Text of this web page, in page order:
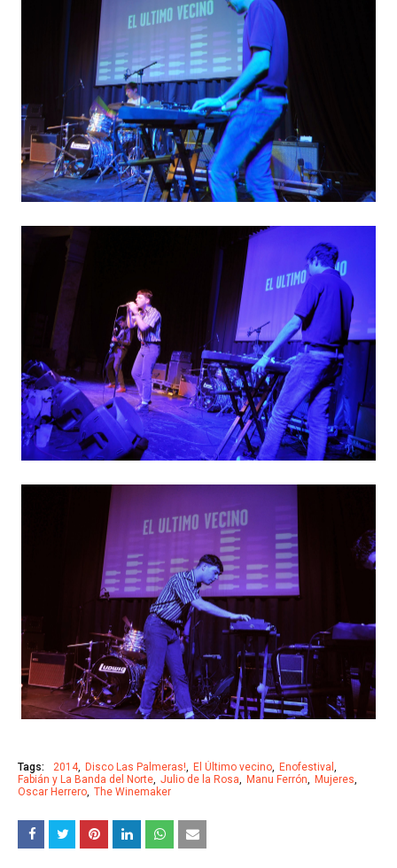
Tags: 2014 Disco Las Palmeras! El Último vecino
Enofestival
Fabián y La Banda del Norte Julio de la Rosa Manu Ferrón
Mujeres
Oscar Herrero The Winemaker